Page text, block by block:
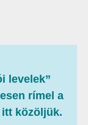
levelek”
rímel a
közöljük.